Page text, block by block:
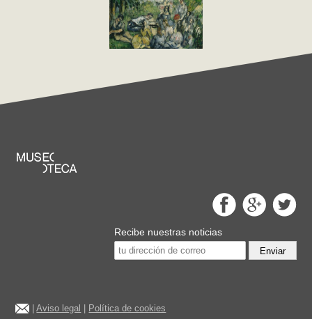
Recibe nuestras noticias
Enviar
|Aviso legal Política de cookies